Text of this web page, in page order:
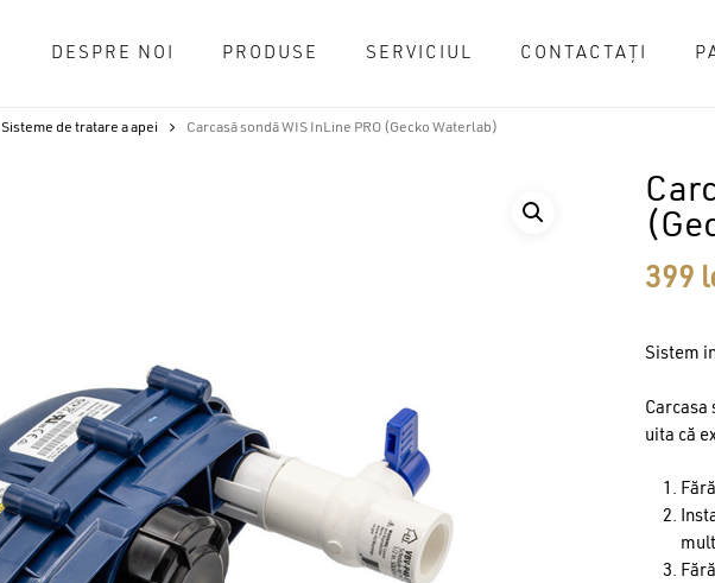
DESPRE NOI PRODUSE SERVICIUL CONTACTAȚI
Cart
Sisteme de tratare a apei Carcasă sondă WIS InLine PRO (Gecko Waterlab)
399
Sistem
Carcasa
uita că